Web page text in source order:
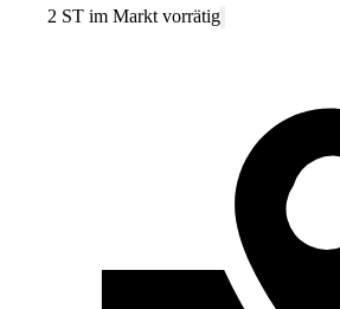
2 ST im Markt vorrätig